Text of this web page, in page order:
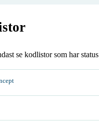
se kodlistor som har status